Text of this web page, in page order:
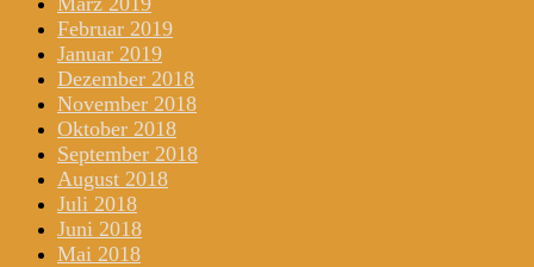
Februar 2019
Januar 2019
Dezember 2018
November 2018
Oktober 2018
September 2018
August 2018
Juli 2018
Juni 2018
Mai 2018